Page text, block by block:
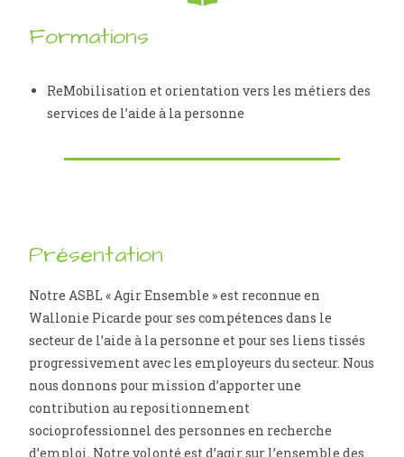
Formations
ReMobilisation et orientation vers les métiers des
services de l’aide à la personne
Présentation
Notre ASBL « Agir Ensemble » est reconnue en
Wallonie Picarde pour ses compétences dans le
secteur de l’aide à la personne et pour ses liens tissés
progressivement avec les employeurs du secteur. Nous
nous donnons pour mission d’apporter une
contribution au repositionnement
socioprofessionnel des personnes en recherche
d’emploi. Notre volonté est d’agir sur l’ensemble des